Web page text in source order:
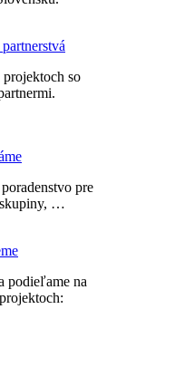
so
pre
…
podieľame na